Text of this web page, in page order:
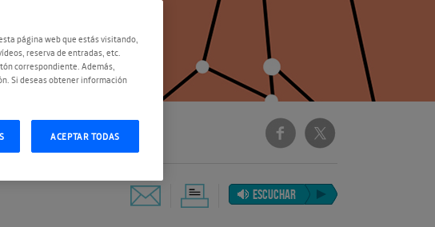
ESCUCHAR
página web que estás visitando,
reserva de entradas, etc.
correspondiente. Además,
Si deseas obtener información
ACEPTAR TODAS